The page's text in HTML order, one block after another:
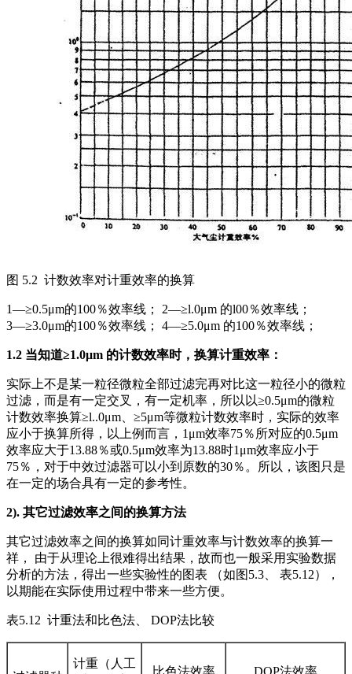
图 5.2 计数效率对计重效率的换算
1—≥0.5μm的100％效率线； 2—≥l.0μm 的l00％效率线；
3—≥3.0μm的100％效率线； 4—≥5.0μm 的100％效率线；
1.2 当知道≥1.0μm 的计数效率时，换算计重效率：
实际上不是某一粒径微粒全部过滤完再对比这一粒径小的微粒
过滤，而是有一定交叉，有一定机率，所以以≥0.5μm的微粒
计数效率换算≥l..0μm、≥5μm等微粒计数效率时，实际的效率
应小于换算所得，以上例而言，1μm效率75％所对应的0.5μm
效率应大于13.88％或0.5μm效率为13.88时1μm效率应小于
75％，对于中效过滤器可以小到原数的30％。所以，该图只是
在一定的场合具有一定的参考性。
2). 其它过滤效率之间的换算方法
其它过滤效率之间的换算如同计重效率与计数效率的换算一
祥， 由于从理论上很难得出结果，故而也一般采用实验数据
分析的方法，得出一些实验性的图表 （如图5.3、 表5.12），
以期能在实际使用过程中带来一些方便。
表5.12 计重法和比色法、 DOP法比较
计重（人工
比色法效率 DOP法效率